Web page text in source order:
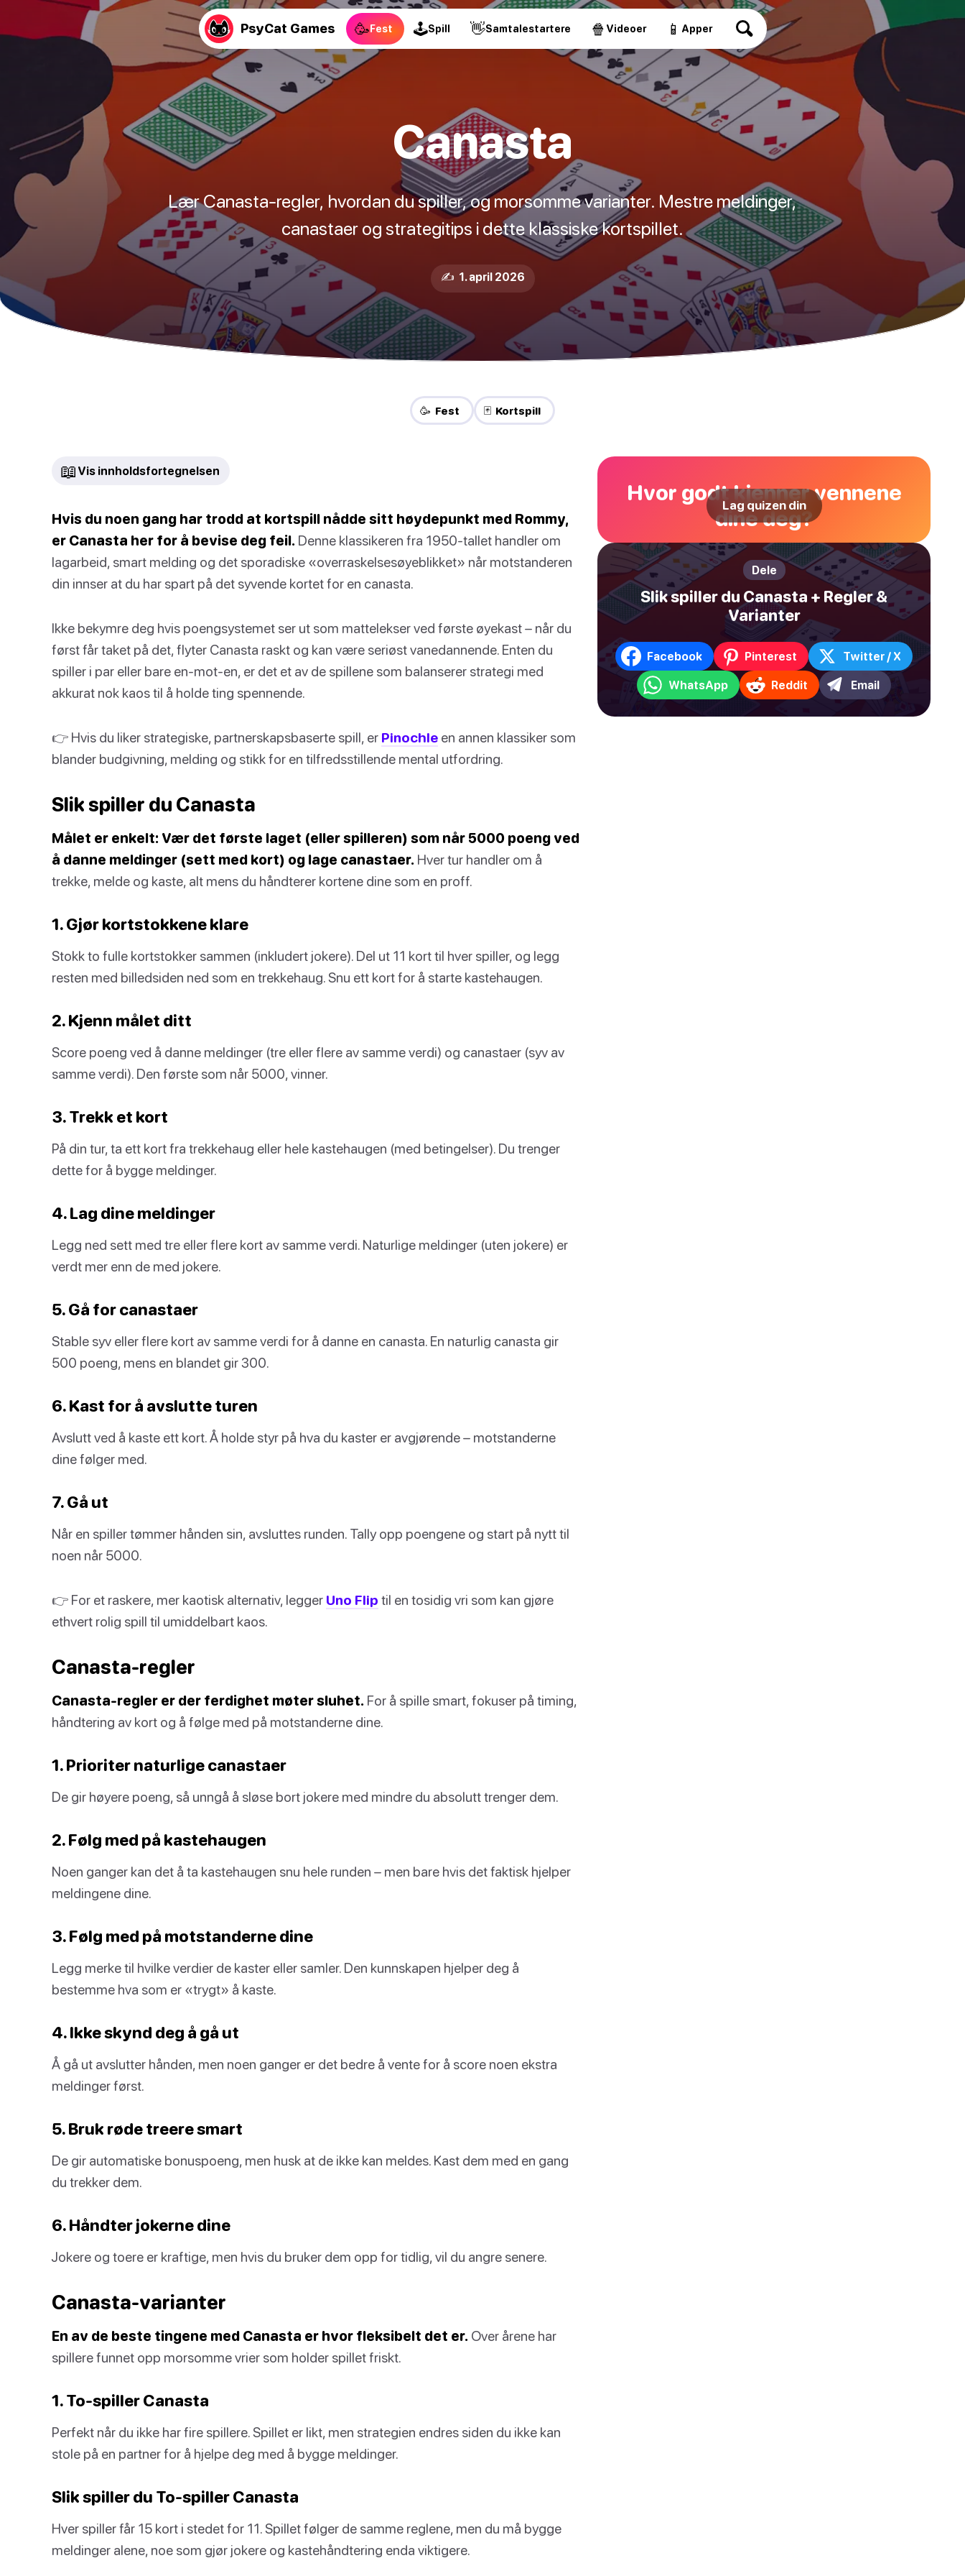
PsyCat Games 🥳Fest 🕹Spill 👋Samtalestartere 🍿 Videoer 📱 Apper
Canasta
Lær Canasta-regler, hvordan du spiller, og morsomme varianter. Mestre meldinger,
canastaer og strategitips i dette klassiske kortspillet.
✍️ 1. april 2026
🥳 Fest 🃏 Kortspill
📖 Vis innholdsfortegnelsen
Hvis du noen gang har trodd at kortspill nådde sitt høydepunkt med Rommy,
er Canasta her for å bevise deg feil. Denne klassikeren fra 1950-tallet handler om
lagarbeid, smart melding og det sporadiske «overraskelsesøyeblikket» når motstanderen
din innser at du har spart på det syvende kortet for en canasta.
Ikke bekymre deg hvis poengsystemet ser ut som mattelekser ved første øyekast – når du
først får taket på det, flyter Canasta raskt og kan være seriøst vanedannende. Enten du
spiller i par eller bare en-mot-en, er det et av de spillene som balanserer strategi med
akkurat nok kaos til å holde ting spennende.
👉 Hvis du liker strategiske, partnerskapsbaserte spill, er Pinochle en annen klassiker som
blander budgivning, melding og stikk for en tilfredsstillende mental utfordring.
Slik spiller du Canasta
Målet er enkelt: Vær det første laget (eller spilleren) som når 5000 poeng ved
å danne meldinger (sett med kort) og lage canastaer. Hver tur handler om å
trekke, melde og kaste, alt mens du håndterer kortene dine som en proff.
1. Gjør kortstokkene klare
Stokk to fulle kortstokker sammen (inkludert jokere). Del ut 11 kort til hver spiller, og legg
resten med billedsiden ned som en trekkehaug. Snu ett kort for å starte kastehaugen.
2. Kjenn målet ditt
Score poeng ved å danne meldinger (tre eller flere av samme verdi) og canastaer (syv av
samme verdi). Den første som når 5000, vinner.
3. Trekk et kort
På din tur, ta ett kort fra trekkehaug eller hele kastehaugen (med betingelser). Du trenger
dette for å bygge meldinger.
4. Lag dine meldinger
Legg ned sett med tre eller flere kort av samme verdi. Naturlige meldinger (uten jokere) er
verdt mer enn de med jokere.
5. Gå for canastaer
Stable syv eller flere kort av samme verdi for å danne en canasta. En naturlig canasta gir
500 poeng, mens en blandet gir 300.
6. Kast for å avslutte turen
Avslutt ved å kaste ett kort. Å holde styr på hva du kaster er avgjørende – motstanderne
dine følger med.
7. Gå ut
Når en spiller tømmer hånden sin, avsluttes runden. Tally opp poengene og start på nytt til
noen når 5000.
👉 For et raskere, mer kaotisk alternativ, legger Uno Flip til en tosidig vri som kan gjøre
ethvert rolig spill til umiddelbart kaos.
Canasta-regler
Canasta-regler er der ferdighet møter sluhet. For å spille smart, fokuser på timing,
håndtering av kort og å følge med på motstanderne dine.
1. Prioriter naturlige canastaer
De gir høyere poeng, så unngå å sløse bort jokere med mindre du absolutt trenger dem.
2. Følg med på kastehaugen
Noen ganger kan det å ta kastehaugen snu hele runden – men bare hvis det faktisk hjelper
meldingene dine.
3. Følg med på motstanderne dine
Legg merke til hvilke verdier de kaster eller samler. Den kunnskapen hjelper deg å
bestemme hva som er «trygt» å kaste.
4. Ikke skynd deg å gå ut
Å gå ut avslutter hånden, men noen ganger er det bedre å vente for å score noen ekstra
meldinger først.
5. Bruk røde treere smart
De gir automatiske bonuspoeng, men husk at de ikke kan meldes. Kast dem med en gang
du trekker dem.
6. Håndter jokerne dine
Jokere og toere er kraftige, men hvis du bruker dem opp for tidlig, vil du angre senere.
Canasta-varianter
En av de beste tingene med Canasta er hvor fleksibelt det er. Over årene har
spillere funnet opp morsomme vrier som holder spillet friskt.
1. To-spiller Canasta
Perfekt når du ikke har fire spillere. Spillet er likt, men strategien endres siden du ikke kan
stole på en partner for å hjelpe deg med å bygge meldinger.
Slik spiller du To-spiller Canasta
Hver spiller får 15 kort i stedet for 11. Spillet følger de samme reglene, men du må bygge
meldinger alene, noe som gjør jokere og kastehåndtering enda viktigere.
Hvor godt kjenner vennene
dine deg?
Lag quizen din
Dele
Slik spiller du Canasta + Regler &
Varianter
Facebook Pinterest Twitter / X
WhatsApp Reddit Email